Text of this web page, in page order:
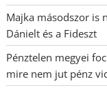
Majka másodszor is
Dánielt és a Fideszt
Pénztelen megyei
mire nem jut pénz